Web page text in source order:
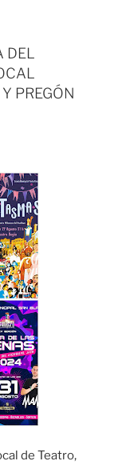
DEL
PREGÓN
de Teatro,